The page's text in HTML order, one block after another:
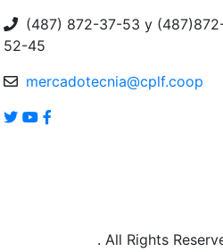
(487) 872-37-53 y
52-45
mercadotecnia@cplf.coop
. All Rights